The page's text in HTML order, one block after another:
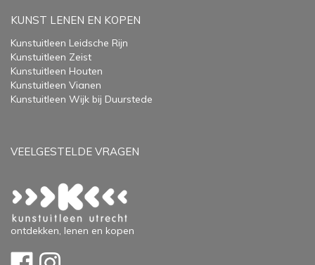
KUNST LENEN EN KOPEN
Kunstuitleen Leidsche Rijn
Kunstuitleen Zeist
Kunstuitleen Houten
Kunstuitleen Vianen
Kunstuitleen Wijk bij Duurstede
VEELGESTELDE VRAGEN
ontdekken, lenen en kopen